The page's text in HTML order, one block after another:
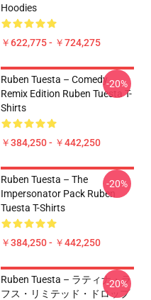
Hoodies
￥622,775 - ￥724,275
Ruben Tuesta – Comedy
Remix Edition Ruben Tuesta T-
Shirts
￥384,250 - ￥442,250
-20%
Ruben Tuesta – The
Impersonator Pack Ruben
Tuesta T-Shirts
￥384,250 - ￥442,250
-20%
Ruben Tuesta – ラティナ・ラ
フス・リミテッド・ドロップ
-20%